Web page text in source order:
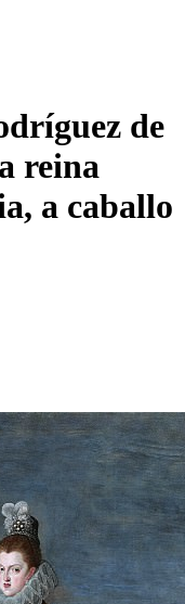
de
reina
a caballo